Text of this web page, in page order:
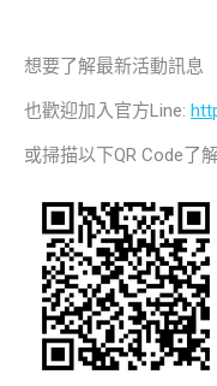
想要了解最新活動訊息
也歡迎加入官方Line:
或掃描以下QR Code了